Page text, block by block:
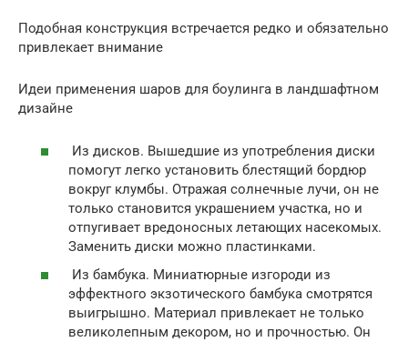
Подобная конструкция встречается редко и обязательно
привлекает внимание
Идеи применения шаров для боулинга в ландшафтном
дизайне
Из дисков. Вышедшие из употребления диски
помогут легко установить блестящий бордюр
вокруг клумбы. Отражая солнечные лучи, он не
только становится украшением участка, но и
отпугивает вредоносных летающих насекомых.
Заменить диски можно пластинками.
Из бамбука. Миниатюрные изгороди из
эффектного экзотического бамбука смотрятся
выигрышно. Материал привлекает не только
великолепным декором, но и прочностью. Он